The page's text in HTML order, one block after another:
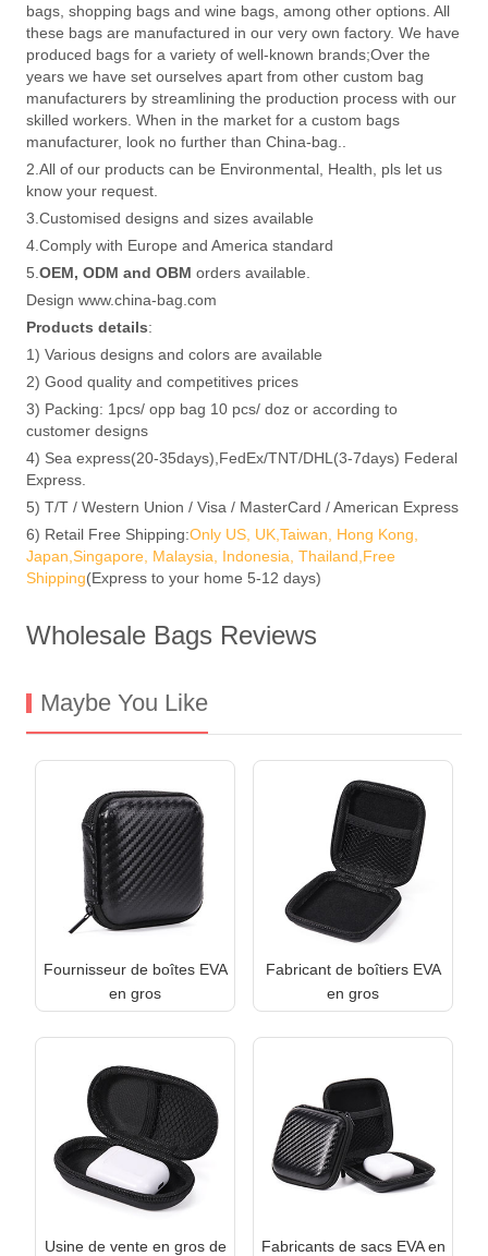
bags, shopping bags and wine bags, among other options. All
these bags are manufactured in our very own factory. We have
produced bags for a variety of well-known brands;Over the
years we have set ourselves apart from other custom bag
manufacturers by streamlining the production process with our
skilled workers. When in the market for a custom bags
manufacturer, look no further than China-bag..
2.All of our products can be Environmental, Health, pls let us
know your request.
3.Customised designs and sizes available
4.Comply with Europe and America standard
5. OEM, ODM and OBM orders available.
Design www.china-bag.com
Products details:
1) Various designs and colors are available
2) Good quality and competitives prices
3) Packing: 1pcs/ opp bag 10 pcs/ doz or according to
customer designs
4) Sea express(20-35days),FedEx/TNT/DHL(3-7days) Federal
Express.
5) T/T / Western Union / Visa / MasterCard / American Express
6) Retail Free Shipping:Only US, UK,Taiwan, Hong Kong,
Japan,Singapore, Malaysia, Indonesia, Thailand,Free
Shipping(Express to your home 5-12 days)
Wholesale Bags Reviews
Maybe You Like
Fournisseur de boîtes EVA
en gros
Fabricant de boîtiers EVA
en gros
Usine de vente en gros de
Fabricants de sacs EVA en